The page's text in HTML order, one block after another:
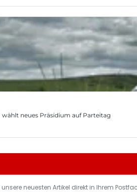
neues Präsidium auf Parteitag
neuesten Artikel direkt in Ihrem